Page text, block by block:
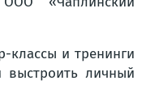
классы и тренинги
выстроить личный